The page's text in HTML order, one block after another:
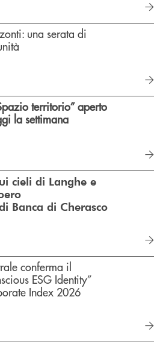
una serata di
territorio”aperto
la settimana
cieli di Langhe e
Banca di Cherasco
conferma il
ESG Identity”
Index 2026